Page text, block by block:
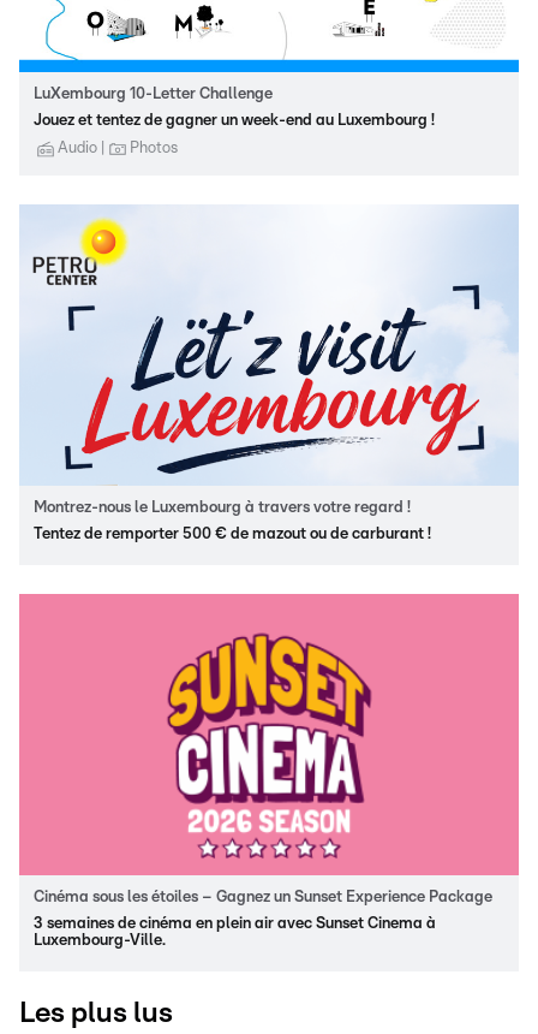
LuXembourg 10-Letter Challenge
Jouez et tentez de gagner un week-end au Luxembourg !
Audio
Photos
Montrez-nous le Luxembourg à travers votre regard !
Tentez de remporter 500 € de mazout ou de carburant !
Cinéma sous les étoiles – Gagnez un Sunset Experience Package
3 semaines de cinéma en plein air avec Sunset Cinema à
Luxembourg-Ville.
Les plus lus